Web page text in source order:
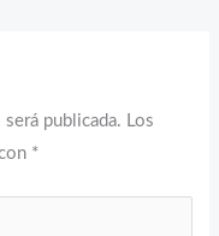
publicada. Los
*